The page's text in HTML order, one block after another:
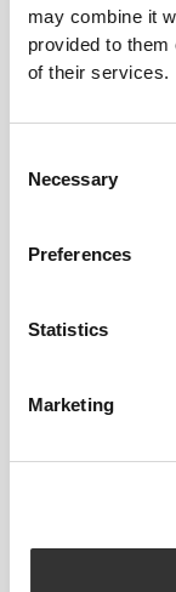
may combine it
provided to
of their services.
Selection
Necessary
Preferences
Statistics
Marketing